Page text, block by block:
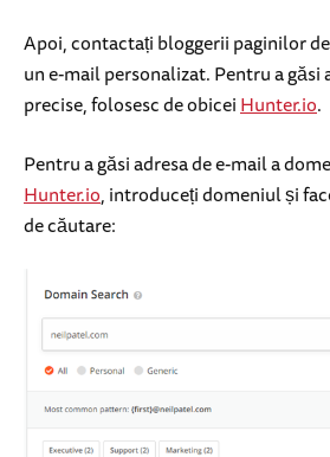
Apoi, contactați bloggerii paginilor
un e-mail personalizat. Pentru a găsi
precise, folosesc de obiceiHunter.io.
Pentru a găsi adresa de e-mail a
Hunter.io, introduceți domeniul și
de căutare: